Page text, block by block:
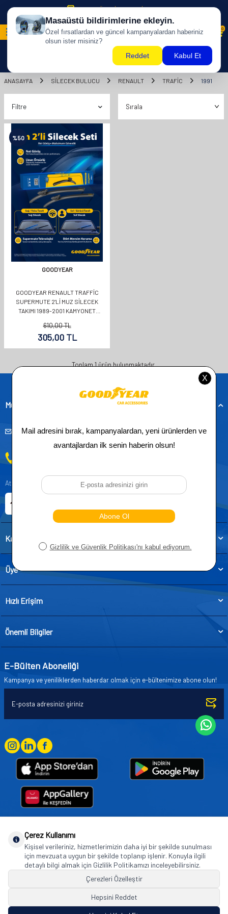
500 TL ÜZERİ KARGO BİZDEN !
0
ANASAYFA SILECEK BULUCU RENAULT TRAFİC 1991
Filtre
%50
GOODYEAR
GOODYEAR RENAULT TRAFFIC
SUPERMUTE 2'LI MUZ SILECEK
TAKIMI 1989-2001 KAMYONET
610,00TL
305,00TL
Toplam1ürün bulunmaktadır.
Müşteri Hizmetleri
musteridestek@goodyearotoaksesuar.com.tr
Atatürk, Kıraç Mevkii, Orhan Veli Cd. D:No:19, 34522 Esenyurt/İstanbul
Kategoriler
Üye
Hızlı Erişim
Önemli Bilgiler
E-Bülten Aboneliği
Kampanya ve yeniliklerden haberdar olmak için e-bültenimize abone olun!
Goodyear (and Winged Foot Design) are trademarks of or licensed to The Goodyear
Tire & Rubber Company used under license by Basbug Group Company,
Istanbul/Türkiye. © 2026 The Goodyear Tire & Rubber Company.
Çerez Kullanımı
Kişisel verileriniz, hizmetlerimizin daha iyi bir şekilde sunulması
için mevzuata uygun bir şekilde toplanıp işlenir. Konuyla ilgili
detaylı bilgi almak için Gizlilik Politikamızı inceleyebilirsiniz.
Çerezleri Özelleştir
Hepsini Reddet